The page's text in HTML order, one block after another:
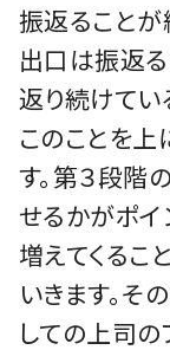
振返ることが
出口は振返る
返り続けてい
このことを上
す。第３段階
せるかがポイ
増えてくるこ
いきます。そ
しての上司の